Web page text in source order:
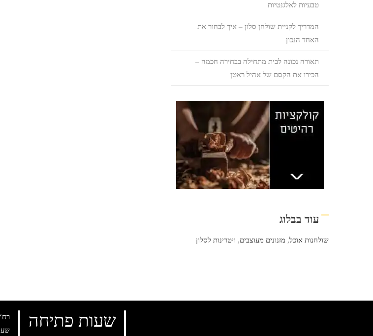
טבעיות לאלגנטיות
המדריך לקניית שולחן סלון – איך לבחור את
האחד הנכון
תאורה נכונה לבית מתחילה בבחירה חכמה –
הכירו את הקסם של אהיל ראטן
עוד בבלוג
שולחנות אוכל, מזנונים מעוצבים, ויטרינות לסלון
רח‘
שעות
שעות פתיחה